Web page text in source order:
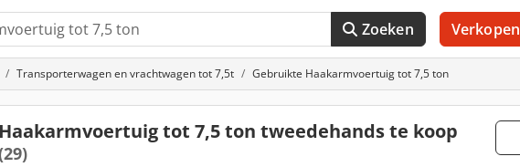
Zoeken Verkopen
Transporterwagen en vrachtwagen tot 7,5t Gebruikte Haakarmvoertuig tot 7,5 ton
Haakarmvoertuig tot 7,5 ton tweedehands te koop